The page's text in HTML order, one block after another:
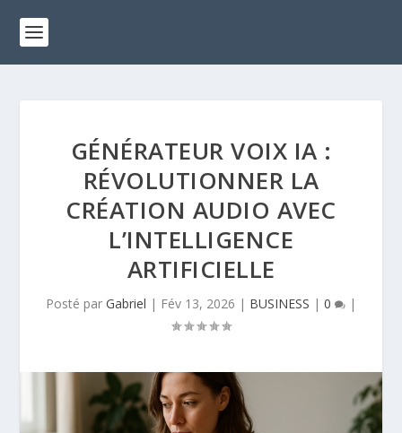
GÉNÉRATEUR VOIX IA :
RÉVOLUTIONNER LA
CRÉATION AUDIO AVEC
L’INTELLIGENCE
ARTIFICIELLE
Posté par Gabriel | Fév 13, 2026 | BUSINESS | 0 |